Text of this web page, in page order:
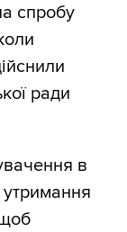
спробу
ради
в